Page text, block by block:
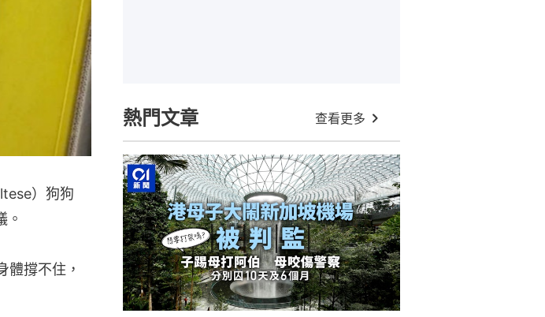
）狗狗
。
體撐不住，
熱門文章 查看更多